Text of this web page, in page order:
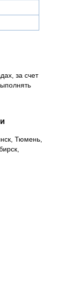
за счет
Тюмень,